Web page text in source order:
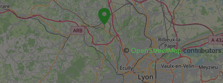
©OpenStreetMapcontributors